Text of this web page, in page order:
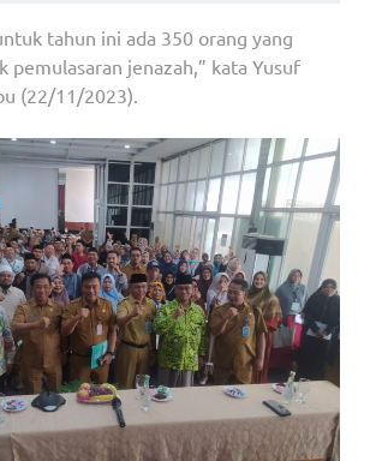
tahun ini ada 350 orang yang
jenazah,” kata Yusuf
(22/11/2023).